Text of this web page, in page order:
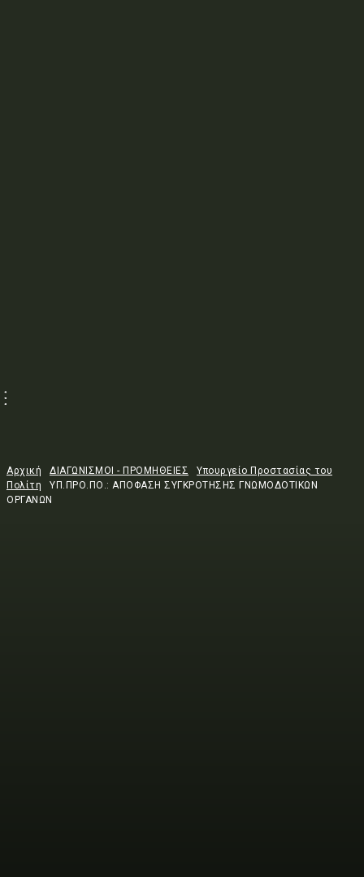
Αρχική ΔΙΑΓΩΝΙΣΜΟΙ - ΠΡΟΜΗΘΕΙΕΣ
Υπουργείο Προστασίας του
Πολίτη
ΥΠ.ΠΡΟ.ΠΟ.: ΑΠΟΦΑΣΗ ΣΥΓΚΡΟΤΗΣΗΣ ΓΝΩΜΟΔΟΤΙΚΩΝ
ΟΡΓΑΝΩΝ